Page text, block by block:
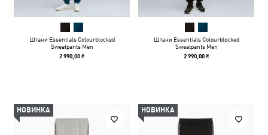
Штани Essentials Colourblocked
Sweatpants Men
2 990,00 ₴
Штани Essentials Colourblocked
Sweatpants Men
2 990,00 ₴
НОВИНКА НОВИНКА